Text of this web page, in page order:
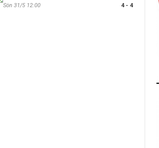
Sön 31/5 12:00
4 - 4